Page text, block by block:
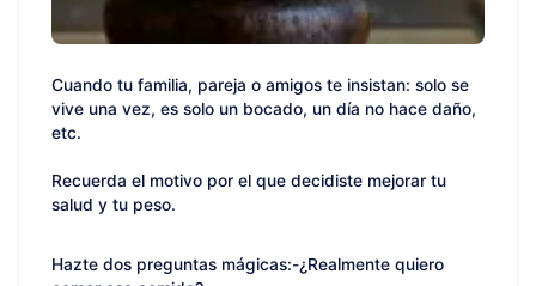
Cuando tu familia, pareja o amigos te insistan: solo se
vive una vez, es solo un bocado, un día no hace daño,
etc.
Recuerda el motivo por el que decidiste mejorar tu
salud y tu peso.
Hazte dos preguntas mágicas:-¿Realmente quiero